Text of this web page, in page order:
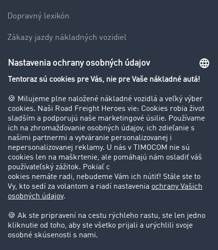
Dopravný lexikón
Zákazy jazdy nákladných vozidiel
Firma
Príbehy zákazníkov
Zákazníci získavajú zákazníkov
Podpora
Kontakt
Právne informácie
Impressum